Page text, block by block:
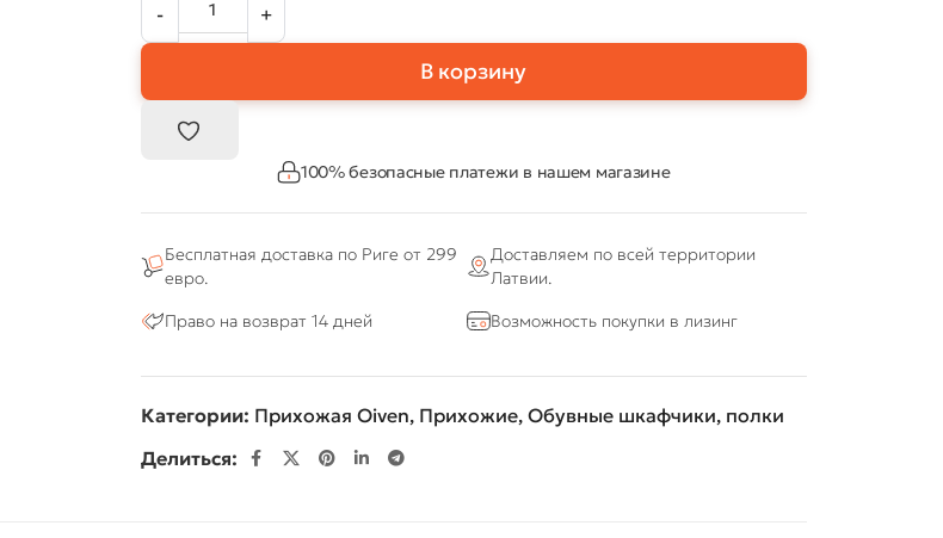
В корзину
100% безопасные платежи в нашем магазине
Бесплатная доставка по Риге от 299
евро.
Доставляем по всей территории
Латвии.
Право на возврат 14 дней
Возможность покупки в лизинг
Категории: Прихожая Oiven, Прихожие, Обувные шкафчики, полки
Делиться: